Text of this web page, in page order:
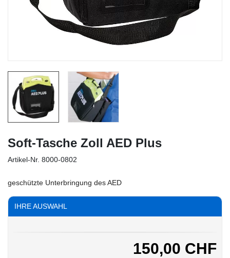
Soft-Tasche Zoll AED Plus
Artikel-Nr. 8000-0802
geschützte Unterbringung des AED
IHRE AUSWAHL
150,00 CHF